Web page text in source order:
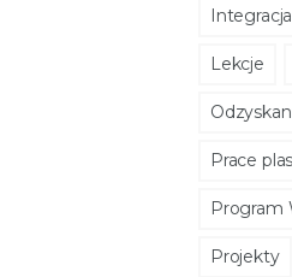
Integracja
Lekcje
Prace
Program
Projekty